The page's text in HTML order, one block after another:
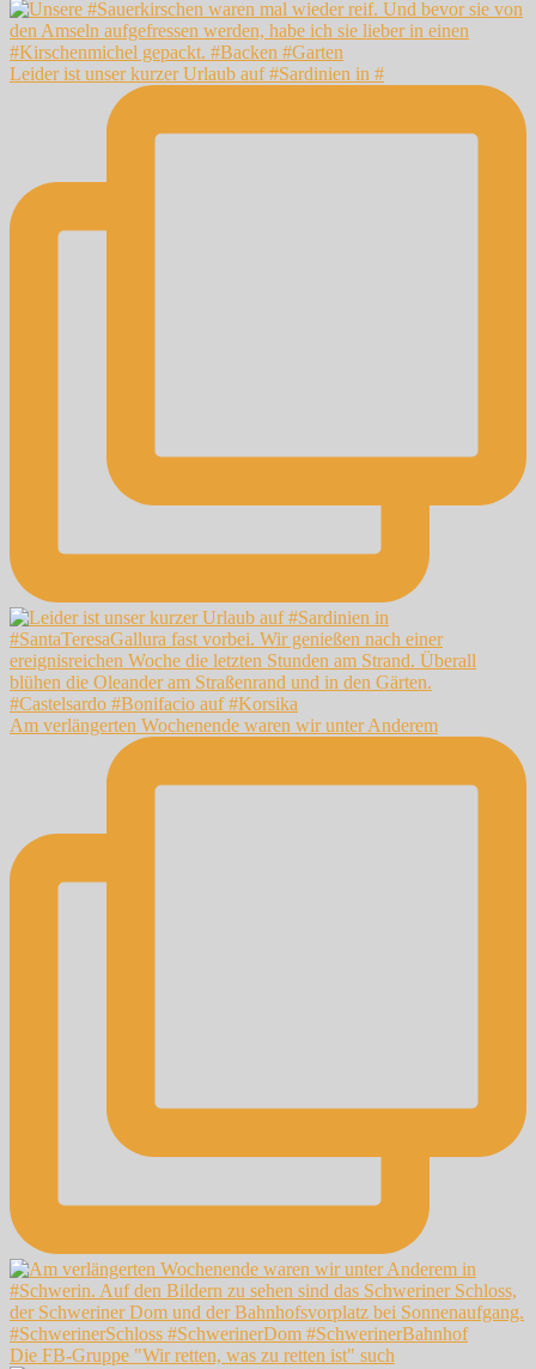
Leider ist unser kurzer Urlaub auf #Sardinien in #
Am verlängerten Wochenende waren wir unter Anderem
Die FB-Gruppe "Wir retten, was zu retten ist" such